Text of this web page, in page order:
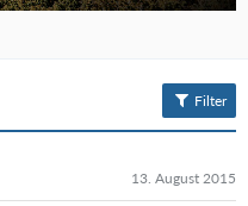
Filter
13. August 2015